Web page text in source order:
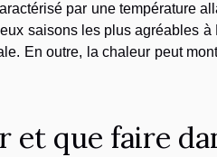
par une température
saisons les plus agréables
En outre, la chaleur peut
et que faire